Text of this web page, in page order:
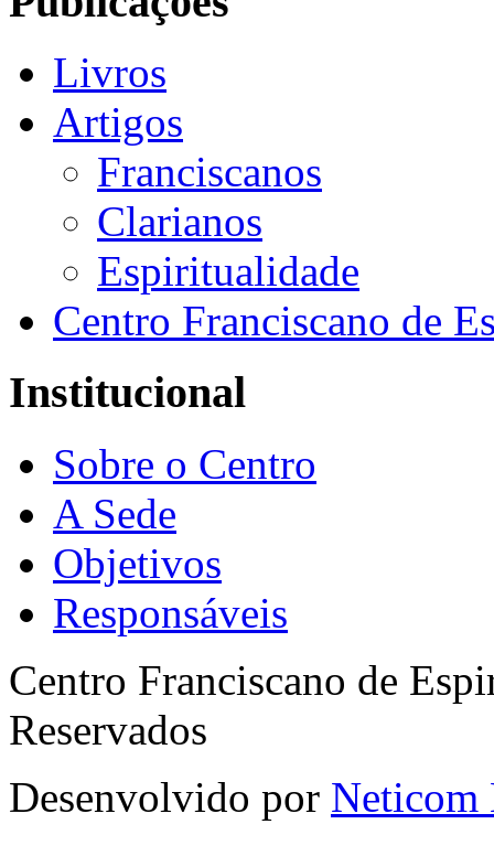
Livros
Artigos
Franciscanos
Clarianos
Espiritualidade
Centro Franciscano de
Institucional
Sobre o Centro
A Sede
Objetivos
Responsáveis
Centro Franciscano de
Reservados
Desenvolvido por Neticom